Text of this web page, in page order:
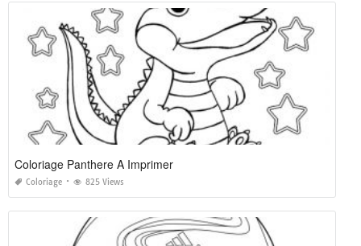
Coloriage Panthere A Imprimer
Coloriage 825 Views